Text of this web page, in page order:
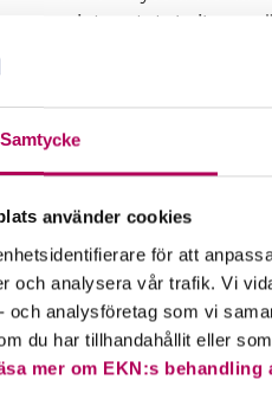
Samtycke
använder cookies
för att
och analysera vår trafik. Vi
och analysföretag som vi
du har tillhandahållit eller
mer om EKN:s behandling
spjutspetsteknik som
Ny lag på
åtgärdernas
på att se till att
myndigheter under
av
Stora exportföretag